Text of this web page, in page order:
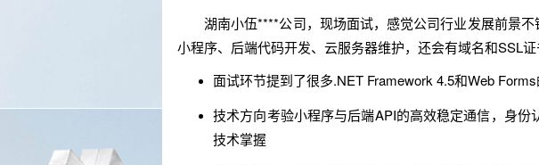
湖南小伍****公司，现场面试，感觉公司行业发展前景不
小程序、后端代码开发、云服务器维护，还会有域名和SSL
面试环节提到了很多.NET Framework 4.5和Web
技术方向考验小程序与后端API的高效稳定通信，身
技术掌握